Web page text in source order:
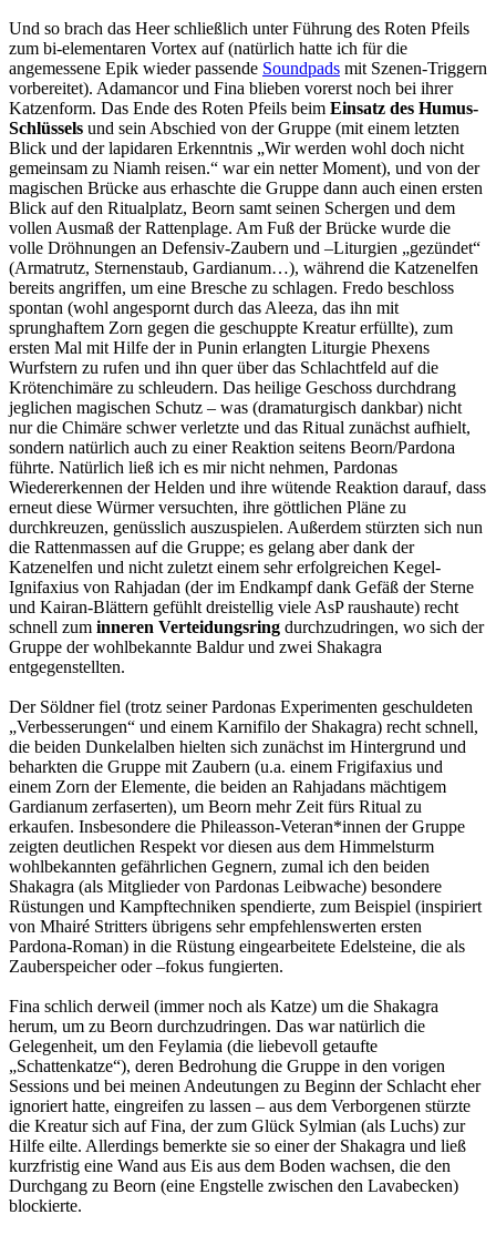
Und so brach das Heer schließlich unter Führung des Roten Pfeils
zum bi-elementaren Vortex auf (natürlich hatte ich für die
angemessene Epik wieder passende Soundpads mit Szenen-Triggern
vorbereitet). Adamancor und Fina blieben vorerst noch bei ihrer
Katzenform. Das Ende des Roten Pfeils beim Einsatz des Humus-
Schlüssels und sein Abschied von der Gruppe (mit einem letzten
Blick und der lapidaren Erkenntnis „Wir werden wohl doch nicht
gemeinsam zu Niamh reisen.“ war ein netter Moment), und von der
magischen Brücke aus erhaschte die Gruppe dann auch einen ersten
Blick auf den Ritualplatz, Beorn samt seinen Schergen und dem
vollen Ausmaß der Rattenplage. Am Fuß der Brücke wurde die
volle Dröhnungen an Defensiv-Zaubern und –Liturgien „gezündet“
(Armatrutz, Sternenstaub, Gardianum…), während die Katzenelfen
bereits angriffen, um eine Bresche zu schlagen. Fredo beschloss
spontan (wohl angespornt durch das Aleeza, das ihn mit
sprunghaftem Zorn gegen die geschuppte Kreatur erfüllte), zum
ersten Mal mit Hilfe der in Punin erlangten Liturgie Phexens
Wurfstern zu rufen und ihn quer über das Schlachtfeld auf die
Krötenchimäre zu schleudern. Das heilige Geschoss durchdrang
jeglichen magischen Schutz – was (dramaturgisch dankbar) nicht
nur die Chimäre schwer verletzte und das Ritual zunächst aufhielt,
sondern natürlich auch zu einer Reaktion seitens Beorn/Pardona
führte. Natürlich ließ ich es mir nicht nehmen, Pardonas
Wiedererkennen der Helden und ihre wütende Reaktion darauf, dass
erneut diese Würmer versuchten, ihre göttlichen Pläne zu
durchkreuzen, genüsslich auszuspielen. Außerdem stürzten sich nun
die Rattenmassen auf die Gruppe; es gelang aber dank der
Katzenelfen und nicht zuletzt einem sehr erfolgreichen Kegel-
Ignifaxius von Rahjadan (der im Endkampf dank Gefäß der Sterne
und Kairan-Blättern gefühlt dreistellig viele AsP raushaute) recht
schnell zum inneren Verteidungsring durchzudringen, wo sich der
Gruppe der wohlbekannte Baldur und zwei Shakagra
entgegenstellten.
Der Söldner fiel (trotz seiner Pardonas Experimenten geschuldeten
„Verbesserungen“ und einem Karnifilo der Shakagra) recht schnell,
die beiden Dunkelalben hielten sich zunächst im Hintergrund und
beharkten die Gruppe mit Zaubern (u.a. einem Frigifaxius und
einem Zorn der Elemente, die beiden an Rahjadans mächtigem
Gardianum zerfaserten), um Beorn mehr Zeit fürs Ritual zu
erkaufen. Insbesondere die Phileasson-Veteran*innen der Gruppe
zeigten deutlichen Respekt vor diesen aus dem Himmelsturm
wohlbekannten gefährlichen Gegnern, zumal ich den beiden
Shakagra (als Mitglieder von Pardonas Leibwache) besondere
Rüstungen und Kampftechniken spendierte, zum Beispiel (inspiriert
von Mhairé Stritters übrigens sehr empfehlenswerten ersten
Pardona-Roman) in die Rüstung eingearbeitete Edelsteine, die als
Zauberspeicher oder –fokus fungierten.
Fina schlich derweil (immer noch als Katze) um die Shakagra
herum, um zu Beorn durchzudringen. Das war natürlich die
Gelegenheit, um den Feylamia (die liebevoll getaufte
„Schattenkatze“), deren Bedrohung die Gruppe in den vorigen
Sessions und bei meinen Andeutungen zu Beginn der Schlacht eher
ignoriert hatte, eingreifen zu lassen – aus dem Verborgenen stürzte
die Kreatur sich auf Fina, der zum Glück Sylmian (als Luchs) zur
Hilfe eilte. Allerdings bemerkte sie so einer der Shakagra und ließ
kurzfristig eine Wand aus Eis aus dem Boden wachsen, die den
Durchgang zu Beorn (eine Engstelle zwischen den Lavabecken)
blockierte.